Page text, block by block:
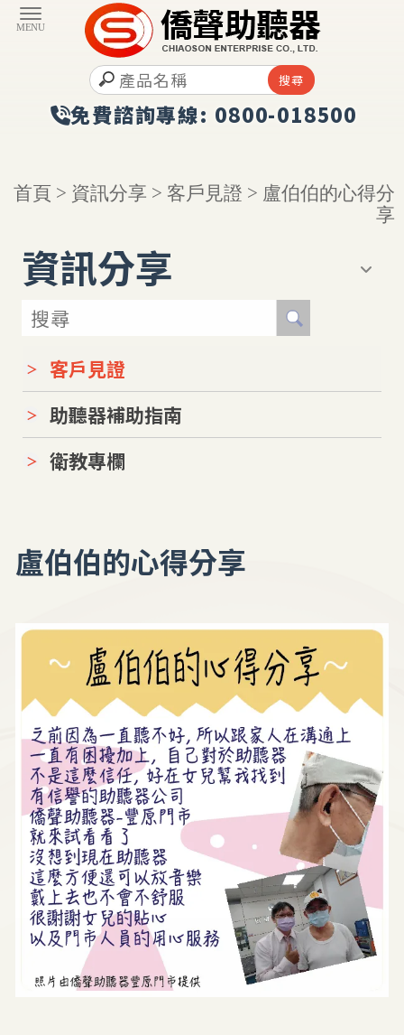
首頁 > 資訊分享 > 客戶見證 > 盧伯伯的心得分
享
資訊分享
客戶見證
助聽器補助指南
衛教專欄
盧伯伯的心得分享